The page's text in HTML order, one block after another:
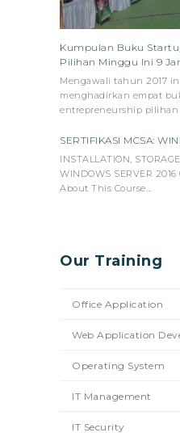
Kumpulan Buku
Pilihan Minggu Ini 9
Mengawali tahun 2017
menghadirkan empat
entrepreneurship pilihan
SERTIFIKASI MCSA:
INSTALLATION,
WINDOWS SERVER
About This Course…
Our Training
Office Application
Web Application
Operating System
IT Management
IT Security